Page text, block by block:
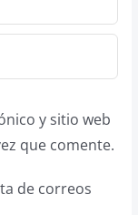
y sitio web
que comente.
de correos